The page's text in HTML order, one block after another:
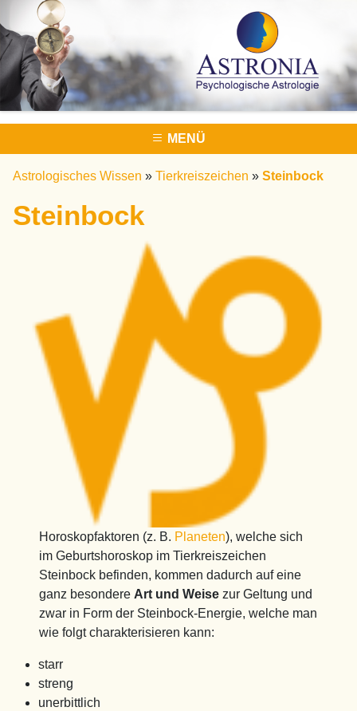
MENÜ
Astrologisches Wissen » Tierkreiszeichen » Steinbock
Steinbock
Horoskopfaktoren (z. B. Planeten), welche sich
im Geburtshoroskop im Tierkreiszeichen
Steinbock befinden, kommen dadurch auf eine
ganz besondere Art und Weise zur Geltung und
zwar in Form der Steinbock-Energie, welche man
wie folgt charakterisieren kann:
starr
streng
unerbittlich